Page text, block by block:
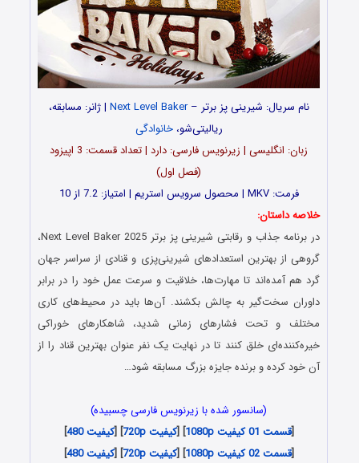
نام سریال: شیرینی پز برتر –Next Level Baker | ژانر: مسابقه،
ریالیتی‌شو،خانوادگی
زبان: انگلیسی | زیرنویس فارسی: دارد | تعداد قسمت‌‌‌‌: 3 اپیزود
(فصل اول)
فرمت: MKV | محصول سرویس استریم | امتیاز: 7.2 از 10
خلاصه داستان:
در برنامه جذاب و رقابتی شیرینی پز برتر Next Level Baker 2025،
گروهی از بهترین استعدادهای شیرینی‌پزی و قنادی از سراسر جهان
گرد هم آمده‌اند تا مهارت‌ها، خلاقیت و سرعت عمل خود را در برابر
داوران سخت‌گیر به چالش بکشند. آن‌ها باید در محیط‌های کاری
مختلف و تحت فشارهای زمانی شدید، شاهکارهای خوراکی
خیره‌کننده‌ای خلق کنند تا در نهایت یک نفر عنوان بهترین قناد را از
آن خود کرده و برنده جایزه بزرگ مسابقه شود…
(سانسور شده با زیرنویس فارسی چسبیده)
[قسمت 01 کیفیت 1080p ] [کیفیت 720p ] [کیفیت 480
]
[قسمت 02 کیفیت 1080p ] [کیفیت 720p ] [کیفیت 480
]